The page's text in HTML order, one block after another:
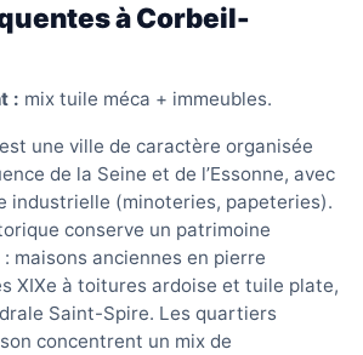
à Corbeil-
: mix tuile méca + immeubles.
une ville de caractère organisée
de la Seine et de l’Essonne, avec
industrielle (minoteries, papeteries).
conserve un patrimoine
maisons anciennes en pierre
XIXe à toitures ardoise et tuile plate,
Saint-Spire. Les quartiers
concentrent un mix de